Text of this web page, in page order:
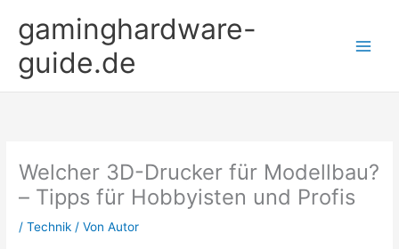
Inhalt
springen
gaminghardware-
guide.de
Welcher 3D-Drucker für Modellbau?
– Tipps für Hobbyisten und Profis
/Technik / VonAutor